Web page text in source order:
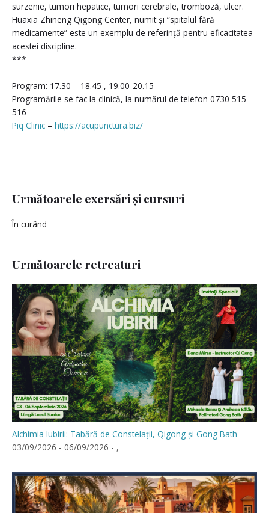
surzenie, tumori hepatice, tumori cerebrale, tromboză, ulcer.
Huaxia Zhineng Qigong Center, numit și “spitalul fără
medicamente” este un exemplu de referință pentru eficacitatea
acestei discipline.
***
Program: 17.30 – 18.45 , 19.00-20.15
Programările se fac la clinică, la numărul de telefon 0730 515
516
Piq Clinic – https://acupunctura.biz/
Următoarele exersări și cursuri
În curând
Următoarele retreaturi
Alchimia Iubirii: Tabără de Constelații, Qigong și Gong Bath
03/09/2026 - 06/09/2026 - ,